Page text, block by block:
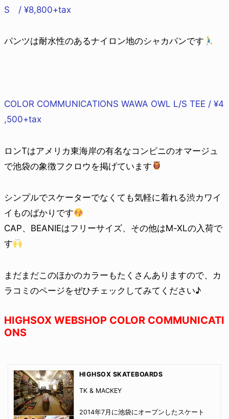
S / ¥8,800+tax
パンツは耐水性のあるナイロン地のシャカパンです
COLOR COMMUNICATIONS WAWA OWL L/S TEE / ¥4
,500+tax
ロンTはアメリカ東海岸の有名なコンビニのオマージュ
で池袋の象徴フクロウを掲げています
シンプルでスケーターでなくても気軽に着れる渋カワイ
イものばかりです
CAP、BEANIEはフリーサイズ、その他はM-XLの入荷で
す
まだまだこのほかのカラーもたくさんありますので、カ
ラコミのページをぜひチェックしてみてください♪
HIGHSOX WEBSHOP COLOR COMMUNICATI
ONS
HIGHSOX SKATEBOARDS
TK & MACKEY
2014年7月に池袋にオープンしたスケート